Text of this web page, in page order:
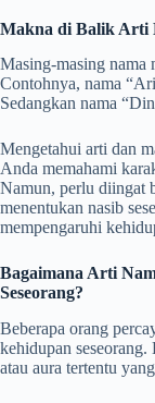
Makna di Balik Arti
Masing-masing nama
Contohnya, nama
Sedangkan nama
Mengetahui arti dan
Anda memahami
Namun, perlu diingat
menentukan nasib
mempengaruhi
Bagaimana Arti
Seseorang?
Beberapa orang
kehidupan
atau aura tertentu